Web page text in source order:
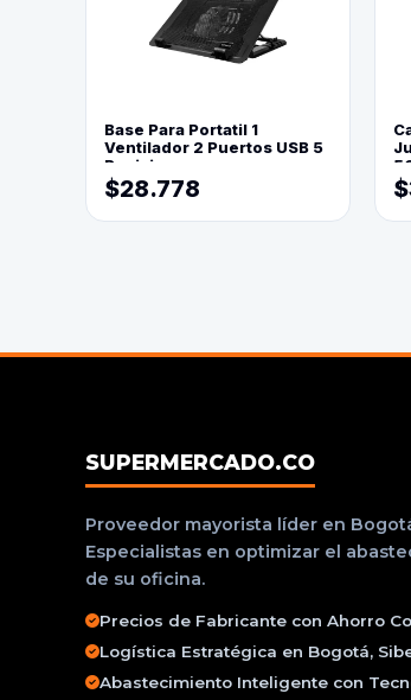
Base Para Portatil 1
Ventilador 2 Puertos USB 5
Posiciones
$28.778
SUPERMERCADO.CO
Proveedor mayorista líder en
Especialistas en optimizar el
de su oficina.
Precios de Fabricante con Ahorro
Logística Estratégica en Bogotá,
Abastecimiento Inteligente con